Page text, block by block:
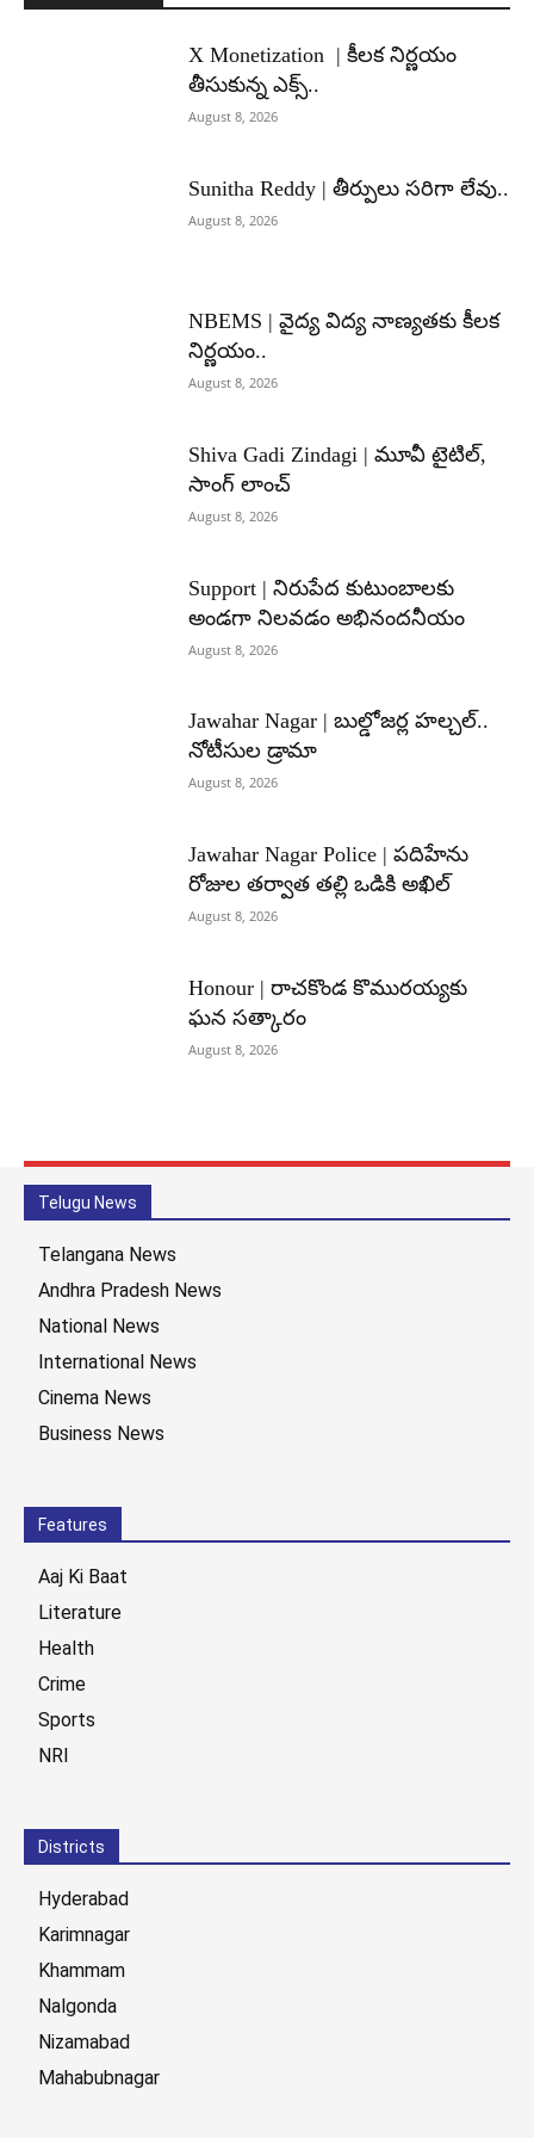
X Monetization | కీలక నిర్ణయం
తీసుకున్న ఎక్స్..
August 8, 2026
Sunitha Reddy | తీర్పులు సరిగా లేవు..
August 8, 2026
NBEMS | వైద్య విద్య నాణ్యతకు కీలక
నిర్ణయం..
August 8, 2026
Shiva Gadi Zindagi | మూవీ టైటిల్,
సాంగ్ లాంచ్
August 8, 2026
Support | నిరుపేద కుటుంబాలకు
అండగా నిలవడం అభినందనీయం
August 8, 2026
Jawahar Nagar | బుల్డోజర్ల హల్చల్..
నోటీసుల డ్రామా
August 8, 2026
Jawahar Nagar Police | పదిహేను
రోజుల తర్వాత తల్లి ఒడికి అఖిల్
August 8, 2026
Honour | రాచకొండ కొమురయ్యకు
ఘన సత్కారం
August 8, 2026
Telugu News
Telangana News
Andhra Pradesh News
National News
International News
Cinema News
Business News
Features
Aaj Ki Baat
Literature
Health
Crime
Sports
NRI
Districts
Hyderabad
Karimnagar
Khammam
Nalgonda
Nizamabad
Mahabubnagar